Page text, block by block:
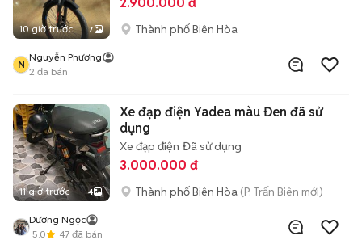
10 giờ trước 7 Thành phố Biên Hòa
N
Nguyễn Phương
2 đã bán
11 giờ trước 4
Xe đạp điện Yadea màu Đen đã sử
dụng
Xe đạp điện Đã sử dụng
3.000.000 đ
Thành phố Biên Hòa (P. Trấn Biên mới)
Dương Ngọc
5.0
47 đã bán